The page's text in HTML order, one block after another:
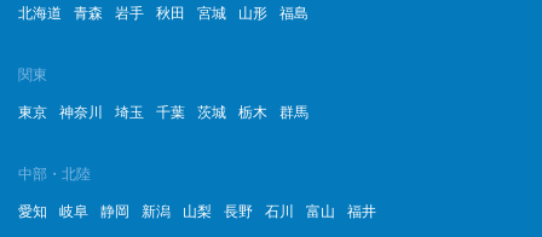
北海道 青森 岩手 秋田 宮城 山形 福島
関東
東京 神奈川 埼玉 千葉 茨城 栃木 群馬
中部・北陸
愛知 岐阜 静岡 新潟 山梨 長野 石川 富山 福井